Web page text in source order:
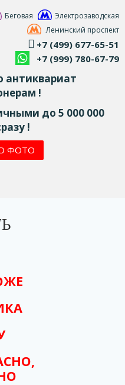
Беговая
Электрозаводская
Ленинский проспект
+7 (499) 677-65-51
+7 (999) 780-67-79
антиквариат
!
до 5 000 000
!
ФОТО